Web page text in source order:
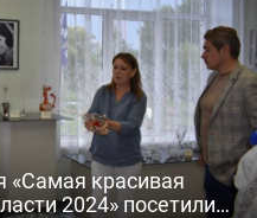
«Самая красивая
2024» посетили